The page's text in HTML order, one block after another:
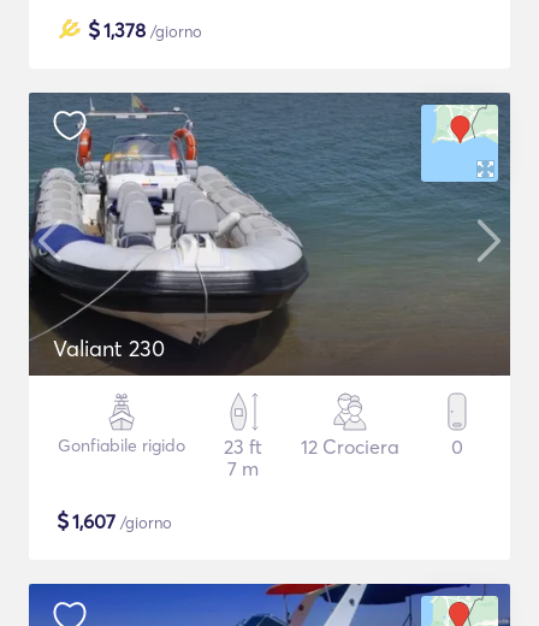
$1,378 /giorno
Valiant 230
Gonfiabile rigido
23 ft
7 m
12 Crociera 0
$1,607 /giorno